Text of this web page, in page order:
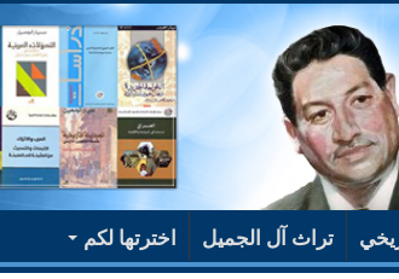
تراث آل الجميل اخترتها لكم